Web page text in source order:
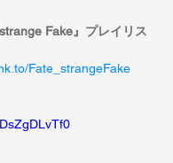
Fake』プレイリス
Fate_strangeFake